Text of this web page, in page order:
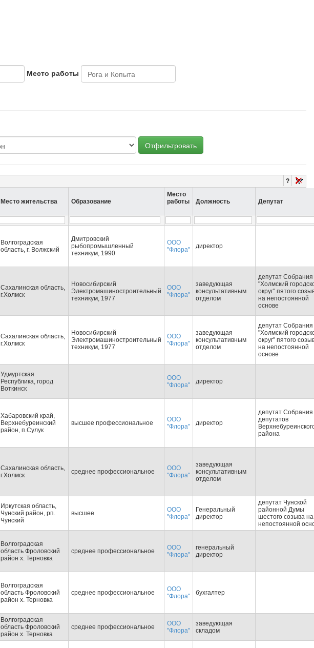
Место работы
Отфильтровать
?
Место жительства Образование
Место
работы
Должность Депутат
Волгоградская
область, г. Волжский
Дмитровский
рыбопромышленный
техникум, 1990
ООО
"Флора"
директор
Сахалинская область,
г.Холмск
Новосибирский
Электромашиностроительный
техникум, 1977
ООО
"Флора"
заведующая
консультативным
отделом
депутат
"Холмский
округ" пятого
на непостоянной
основе
Сахалинская область,
г.Холмск
Новосибирский
Электромашиностроительный
техникум, 1977
ООО
"Флора"
заведующая
консультативным
отделом
депутат
"Холмский
округ" пятого
на непостоянной
основе
Удмуртская
Республика, город
Воткинск
ООО
"Флора"
директор
Хабаровский край,
Верхнебуреинский
район, п.Сулук
высшее профессиональное
ООО
"Флора"
директор
депутат Собрания
депутатов
района
Сахалинская область,
г.Холмск
среднее профессиональное
ООО
"Флора"
заведующая
консультативным
отделом
Иркутская область,
Чунский район, рп.
Чунский
высшее
ООО
"Флора"
Генеральный
директор
депутат Чунской
районной Думы
шестого созыва на
непостоянной
Волгоградская
область Фроловский
район х. Терновка
среднее профессиональное
ООО
"Флора"
генеральный
директор
Волгоградская
область Фроловский
район х. Терновка
среднее профессиональное
ООО
"Флора"
бухгалтер
Волгоградская
область Фроловский
район х. Терновка
среднее профессиональное
ООО
"Флора"
заведующая
складом